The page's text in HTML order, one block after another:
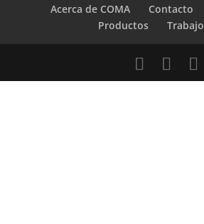
Acerca de COMA
Contacto
Productos
Trabajo